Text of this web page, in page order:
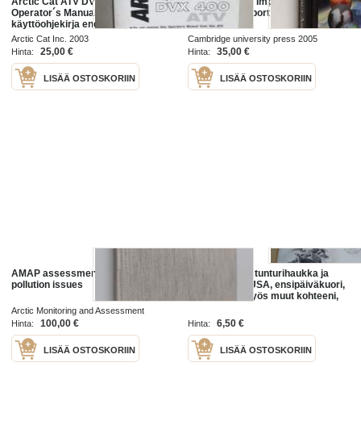
Operator´s Manual -mönkijä,
käyttöohjekirja englanniksi
Arctic Cat Inc. 2003
Hinta:
25,00 €
LISÄÄ OSTOSKORIIN
- Scientific Report
Cambridge university press 2005
Hinta:
35,00 €
LISÄÄ OSTOSKORIIN
AMAP assessment report : arctic
pollution issues
Arctic Monitoring and Assessment
Programme 1998
Hinta: 100,00 €
LISÄÄ OSTOSKORIIN
Arctic Tundra, tunturihaukka ja
riekko, 2003, USA, ensipäiväkuori,
FDC. Katso myös muut kohteeni,
amerikkalaista ensipäiväkuorta
Hinta: 6,50 €
LISÄÄ OSTOSKORIIN